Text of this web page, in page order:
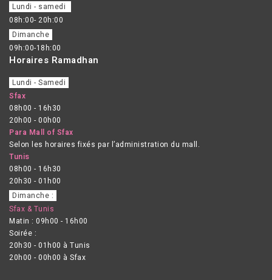
Lundi - samedi
08h:00- 20h:00
Dimanche
09h:00-18h:00
Horaires Ramadhan
Lundi - Samedi
Sfax
08h00 - 16h30
20h00 - 00h00
Para Mall of Sfax
Selon les horaires fixés par l’administration du mall.
Tunis
08h00 - 16h30
20h30 - 01h00
Dimanche :
Sfax & Tunis
Matin : 09h00 - 16h00
Soirée :
20h30 - 01h00 à Tunis
20h00 - 00h00 à Sfax